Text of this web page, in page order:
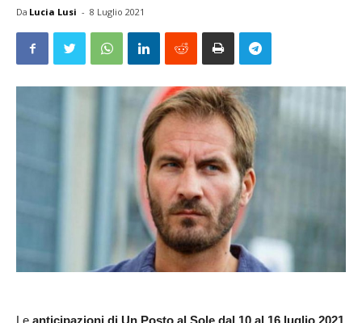
Da Lucia Lusi - 8 Luglio 2021
Le anticipazioni di Un Posto al Sole dal 10 al 16 luglio 2021